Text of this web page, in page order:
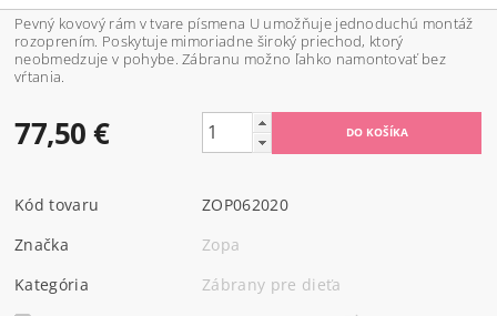
Pevný kovový rám v tvare písmena U umožňuje jednoduchú montáž
rozoprením. Poskytuje mimoriadne široký priechod, ktorý
neobmedzuje v pohybe. Zábranu možno ľahko namontovať bez
vŕtania.
77,50 €
Kód tovaru
ZOP062020
Značka
Zopa
Kategória
Zábrany pre dieťa